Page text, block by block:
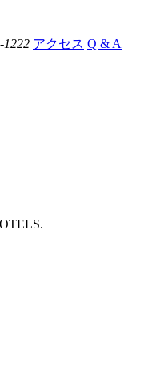
1222 アクセス Q & A